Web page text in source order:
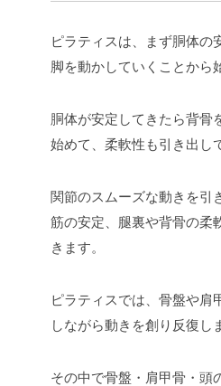
ピラティスは、まず胴体の
脚を動かしていくことから
胴体が安定してきたら背骨
始めて、柔軟性も引き出し
関節のスムーズな動きを引
筋の安定、腿裏や背骨の柔
きます。
ピラティスでは、骨盤や肩
しながら動きを創り反復し
その中で骨盤・肩甲骨・頭